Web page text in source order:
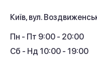
Кешбек
Київ, вул.
Пн - Пт 9:00 - 20:00
Сб - Нд 10:00 - 19:00